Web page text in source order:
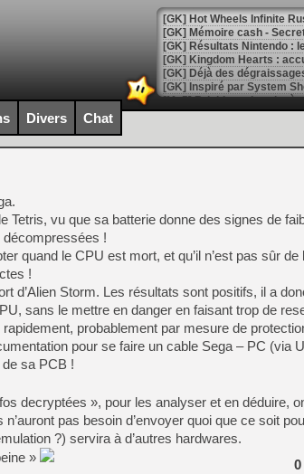
[GK] Hot Wheels Infinite
[GK] Mémoire cash -
[GK] Résultats Nintendo :
[GK] Déjà des
[Mo5] Brickboy cherche à
[GK] Minecraft et ses «
[GK] Beast of
[GK] Ubisoft : fin de partie
[GK] Mémoire cash -
[GK] Dan Houser (GTA)
[GK] Comment EA Sports
[GK] Crimson Moon : un
[GK] Isle of Reveries : le
[GK] Moonlighter 2 : The
[GK] Capcom relance
[Mo5] Deux inédits du
[GK] Le beat'em up The
[GK] Endless Legend 2 :
[LS] [PS5] Le WebKit
[GK] Oubliez Crazy Taxi,
Divers Chat
Tetris, vu que sa batterie donne des signes de
!
quand le CPU est mort, et qu’il n’est pas sûr de
!
d’Alien Storm. Les résultats sont positifs, il a
sans le mettre en danger en faisant trop de
probablement par mesure de
pour se faire un cable Sega – PC (via
sa PCB !
decryptées », pour les analyser et en déduire,
pas besoin d’envoyer quoi que ce soit
?) servira à d’autres hardwares.
»
0